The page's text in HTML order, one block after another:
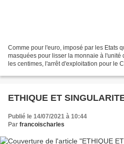
Comme pour l'euro, imposé par les Etats
masquées pour lisser la monnaie à l'unité
les centimes, l'arrêt d'exploitation pour le
ETHIQUE ET
Publié le 14/07/2021 à 10:44
Par francoischarles